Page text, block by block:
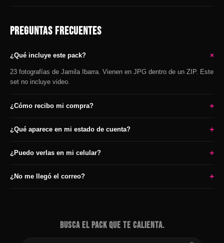
PREGUNTAS FRECUENTES
¿Qué incluye este pack? +
23 fotografías de Jamila Ibarra. Vienen en JPG dentro de un ZIP. Este
set no incluye video.
¿Cómo recibo mi compra? +
¿Qué aparece en mi estado de cuenta? +
¿Puedo verlas en mi celular? +
¿No me llegó el correo? +
BUSCA EL PACK QUE TE CALIENTA.